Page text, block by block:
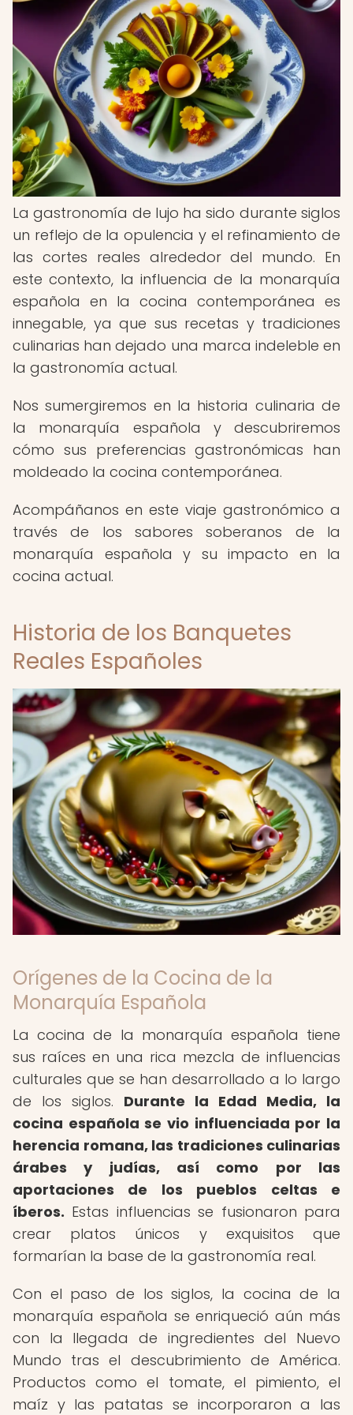
La gastronomía de lujo ha sido durante siglos
un reflejo de la opulencia y el refinamiento de
las cortes reales alrededor del mundo. En
este contexto, la influencia de la monarquía
española en la cocina contemporánea es
innegable, ya que sus recetas y tradiciones
culinarias han dejado una marca indeleble en
la gastronomía actual.
Nos sumergiremos en la historia culinaria de
la monarquía española y descubriremos
cómo sus preferencias gastronómicas han
moldeado la cocina contemporánea.
Acompáñanos en este viaje gastronómico a
través de los sabores soberanos de la
monarquía española y su impacto en la
cocina actual.
Historia de los Banquetes
Reales Españoles
Orígenes de la Cocina de la
Monarquía Española
La cocina de la monarquía española tiene
sus raíces en una rica mezcla de influencias
culturales que se han desarrollado a lo largo
de los siglos. Durante la Edad Media, la
cocina española se vio influenciada por la
herencia romana, las tradiciones culinarias
árabes y judías, así como por las
aportaciones de los pueblos celtas e
íberos. Estas influencias se fusionaron para
crear platos únicos y exquisitos que
formarían la base de la gastronomía real.
Con el paso de los siglos, la cocina de la
monarquía española se enriqueció aún más
con la llegada de ingredientes del Nuevo
Mundo tras el descubrimiento de América.
Productos como el tomate, el pimiento, el
maíz y las patatas se incorporaron a las